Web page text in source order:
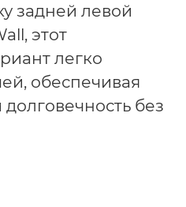
задней левой
этот
легко
обеспечивая
без